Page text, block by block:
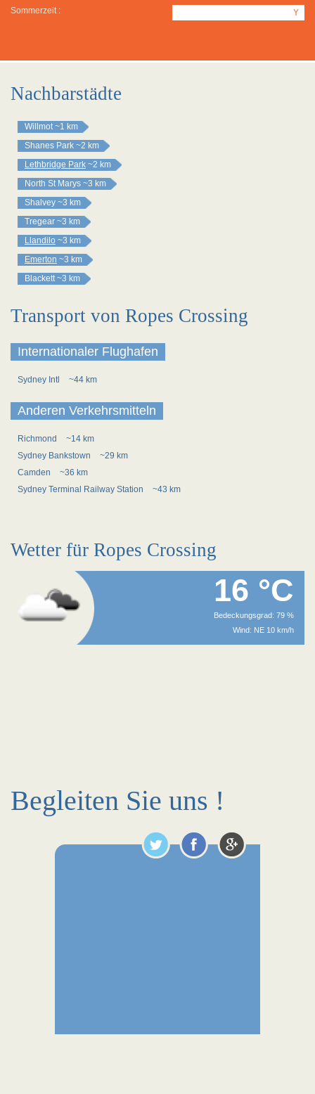
Sommerzeit : Y
Nachbarstädte
Willmot ~1 km
Shanes Park ~2 km
Lethbridge Park ~2 km
North St Marys ~3 km
Shalvey ~3 km
Tregear ~3 km
Llandilo ~3 km
Emerton ~3 km
Blackett ~3 km
Transport von Ropes Crossing
Internationaler Flughafen
Sydney Intl ~44 km
Anderen Verkehrsmitteln
Richmond
~14 km
Sydney Bankstown
~29 km
Camden
~36 km
Sydney Terminal Railway Station
~43 km
Wetter für Ropes Crossing
16 °C
Bedeckungsgrad: 79 %
Wind: NE 10 km/h
Begleiten Sie uns !